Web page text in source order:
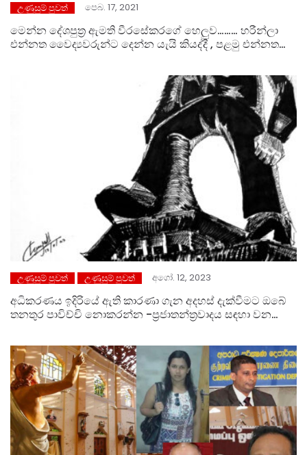
උණුසුම් පුවත් පෙබ. 17, 2021
මෙන්න දේශපුත්‍ර ඇමති වීරසේකරගේ හෙලුව……… හරීන්ලා
එන්නත වෛද්‍යවරුන්ට දෙන්න යැයි කියද්දී , පළමු එන්නත
උණුසුම් පුවත් උණුසුම් පුවත් අගෝ. 12, 2023
අධිකරණය ඉදිරියේ ඇති කාරණා ගැන අදහස් දැක්වීමට ඔබේ
තනතුර පාවිච්චි නොකරන්න -ප්‍රජාතන්ත්‍රවාදය සඳහා වන